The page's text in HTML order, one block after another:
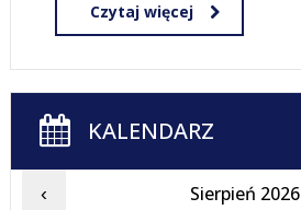
Czytaj więcej
KALENDARZ
‹ Sierpień 2026